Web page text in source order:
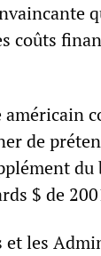
coûts
de
du
$ de
et les